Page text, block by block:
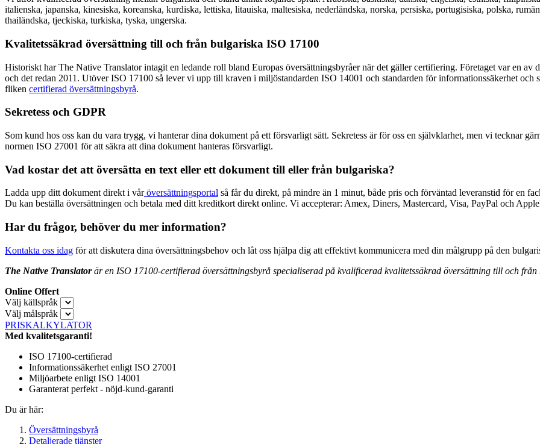
italienska, japanska, kinesiska, koreanska, kurdiska, lettiska, litauiska, maltesiska, nederländska, norska, persiska, portugisiska, polska,
thailändska, tjeckiska, turkiska, tyska, ungerska.
Kvalitetssäkrad översättning till och från bulgariska ISO 17100
Historiskt har The Native Translator intagit en ledande roll bland Europas översättningsbyråer när det gäller certifiering. Företaget var en av
och det redan 2011. Utöver ISO 17100 så lever vi upp till kraven i miljöstandarden ISO 14001 och standarden för informationssäkerhet
fliken certifierad översättningsbyrå.
Sekretess och GDPR
Som kund hos oss kan du vara trygg, vi hanterar dina dokument på ett försvarligt sätt. Sekretess är för oss en självklarhet, men vi tecknar
normen ISO 27001 för att säkra att dina dokument hanteras försvarligt.
Vad kostar det att översätta en text eller ett dokument till eller från bulgariska?
Ladda upp ditt dokument direkt i vår översättningsportal så får du direkt, på mindre än 1 minut, både pris och förväntad leveranstid för en
Du kan beställa översättningen och betala med ditt kreditkort direkt online. Vi accepterar: Amex, Diners, Mastercard, Visa, PayPal och
Har du frågor, behöver du mer information?
Kontakta oss idag för att diskutera dina översättningsbehov och låt oss hjälpa dig att effektivt kommunicera med din målgrupp på den
The Native Translatorär en ISO 17100-certifierad översättningsbyrå specialiserad på kvalificerad kvalitetssäkrad översättning till och från
Online Offert
Välj källspråk
Välj målspråk
PRISKALKYLATOR
Med kvalitetsgaranti!
ISO 17100-certifierad
Informationssäkerhet enligt ISO 27001
Miljöarbete enligt ISO 14001
Garanterat perfekt - nöjd-kund-garanti
Du är här:
Översättningsbyrå
Detaljerade tjänster